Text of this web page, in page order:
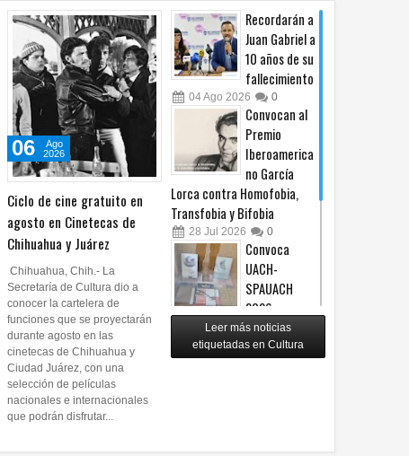
05Ago 2026 0 05Ago 2026
Ciclo de cine gratuito en
agosto en Cinetecas de
Chihuahua y Juárez
06
Ago
2026
Chihuahua, Chih.- La
Secretaría de Cultura dio a
conocer la cartelera de
funciones que se proyectarán
durante agosto en las
cinetecas de Chihuahua y
Ciudad Juárez, con una
selección de películas
nacionales e internacionales
que podrán disfrutar...
Recordarán a
Juan Gabriel a
10 años de su
fallecimiento
04Ago 2026 0
Convocan al
Premio
Iberoamerica
no García
Lorca contra Homofobia,
Transfobia y Bifobia
28 Jul 2026 0
Convoca
UACH-
SPAUACH
2026 a
publicar textos académicos
28 Jul 2026 0
Copian
Leer más noticias
etiquetadas en Cultura